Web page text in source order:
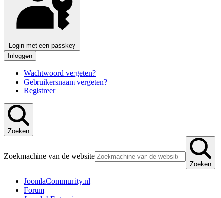
Login met een passkey
Inloggen
Wachtwoord vergeten?
Gebruikersnaam vergeten?
Registreer
Zoeken
Zoekmachine van de website
Zoeken
JoomlaCommunity.nl
Forum